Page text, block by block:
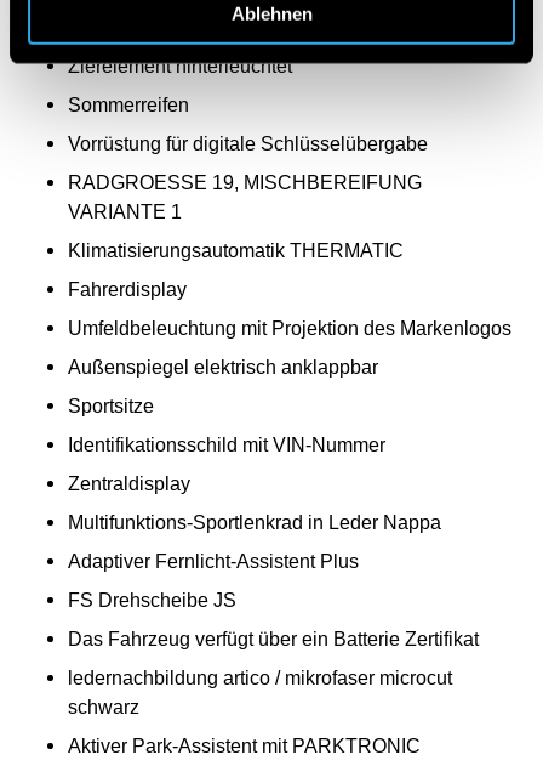
Ablehnen
Advanced-Plus-Paket mit Digitalen Extras
Zierelement hinterleuchtet
Sommerreifen
Vorrüstung für digitale Schlüsselübergabe
RADGROESSE 19, MISCHBEREIFUNG
VARIANTE 1
Klimatisierungsautomatik THERMATIC
Fahrerdisplay
Umfeldbeleuchtung mit Projektion des Markenlogos
Außenspiegel elektrisch anklappbar
Sportsitze
Identifikationsschild mit VIN-Nummer
Zentraldisplay
Multifunktions-Sportlenkrad in Leder Nappa
Adaptiver Fernlicht-Assistent Plus
FS Drehscheibe JS
Das Fahrzeug verfügt über ein Batterie Zertifikat
ledernachbildung artico / mikrofaser microcut
schwarz
Aktiver Park-Assistent mit PARKTRONIC